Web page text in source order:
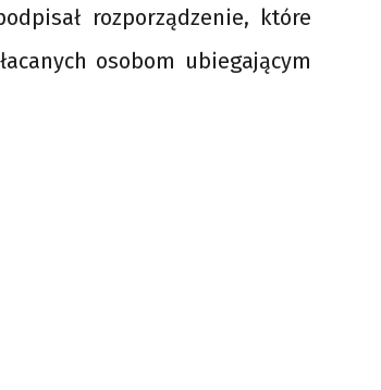
rozporządzenie, które
osobom ubiegającym